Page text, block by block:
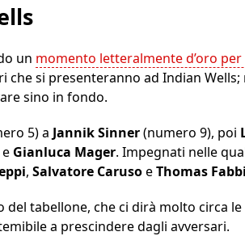
un momento letteralmente d’oro
si presenteranno ad Indian
sino in fondo.
5) a Jannik Sinner(numero 9), poi
e Gianluca Mager. Impegnati nelle
, Salvatore CarusoeThomas
tabellone, che ci dirà molto circa
a prescindere dagli avversari.